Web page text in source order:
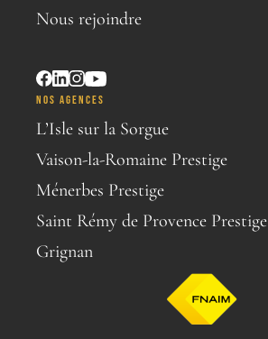
Nous rejoindre
NOS AGENCES
L’Isle sur la Sorgue
Vaison-la-Romaine Prestige
Ménerbes Prestige
Saint Rémy de Provence Prestige
Grignan